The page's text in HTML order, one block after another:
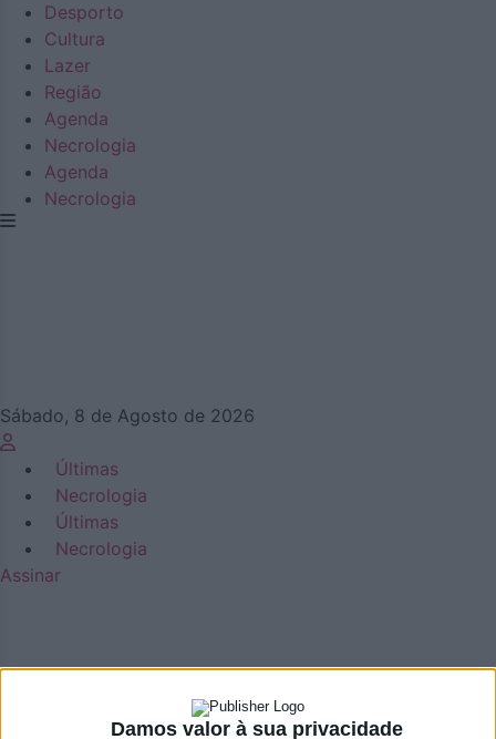
Damos valor à sua privacidade
Desporto
Cultura
Lazer
Região
Agenda
Necrologia
Agenda
Necrologia
Sábado, 8 de Agosto de 2026
Últimas
Necrologia
Últimas
Necrologia
Assinar